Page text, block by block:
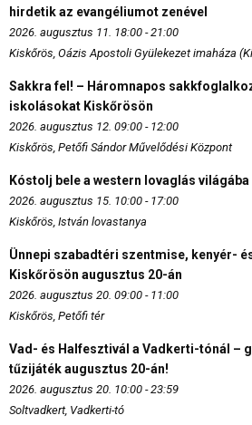
hirdetik az evangéliumot zenével
2026. augusztus 11. 18:00 - 21:00
Kiskőrös, Oázis Apostoli Gyülekezet imaháza
Sakkra fel! – Háromnapos
iskolásokat Kiskőrösön
2026. augusztus 12. 09:00 - 12:00
Kiskőrös, Petőfi Sándor Művelődési Központ
Kóstolj bele a western lovaglás
2026. augusztus 15. 10:00 - 17:00
Kiskőrös, István lovastanya
Ünnepi szabadtéri szentmise, kenyér-
Kiskőrösön augusztus 20-án
2026. augusztus 20. 09:00 - 11:00
Kiskőrös, Petőfi tér
Vad- és Halfesztivál a Vadkerti-tónál –
tűzijáték augusztus 20-án!
2026. augusztus 20. 10:00 - 23:59
Soltvadkert, Vadkerti-tó